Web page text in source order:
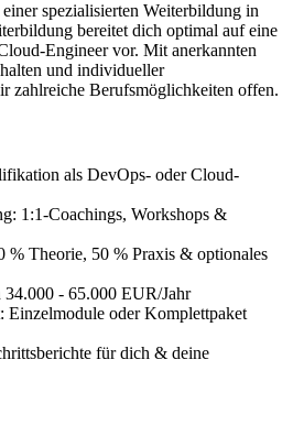
spezialisierten Weiterbildung in
bereitet dich optimal auf eine
Engineer vor. Mit anerkannten
und individueller
zahlreiche Berufsmöglichkeiten offen.
als DevOps- oder Cloud-
1:1-Coachings, Workshops &
% Theorie, 50 % Praxis & optionales
34.000 - 65.000 EUR/Jahr
oder Komplettpaket
für dich & deine